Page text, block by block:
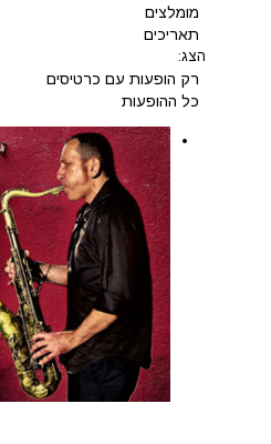
מומלצים
תאריכים
הצג:
רק הופעות עם כרטיסים
כל ההופעות